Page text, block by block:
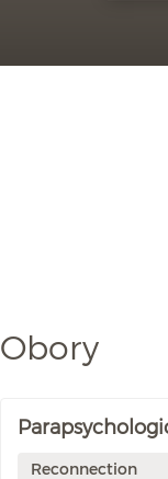
Obory
Reconnection